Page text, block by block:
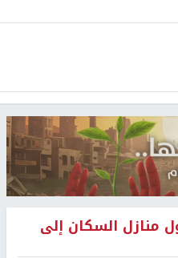
منازل السكان إلى